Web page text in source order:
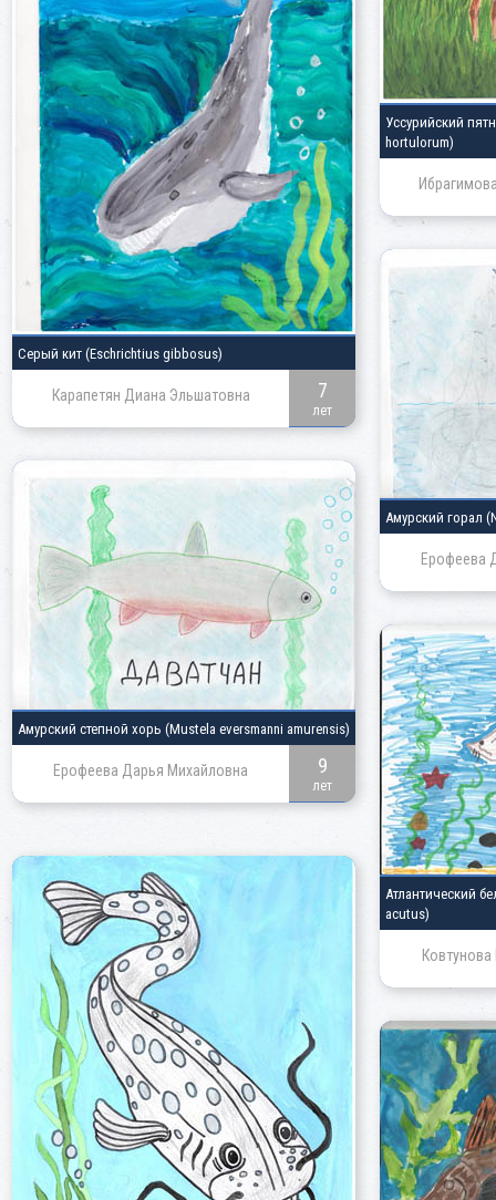
Уссурийский
hortulorum)
Серый кит (Eschrichtius gibbosus)
Карапетян Диана Эльшатовна 7
лет
Амурский горал
Ерофеева
Амурский степной хорь (Mustela eversmanni amurensis)
Ерофеева Дарья Михайловна 9
лет
Атлантический
acutus)